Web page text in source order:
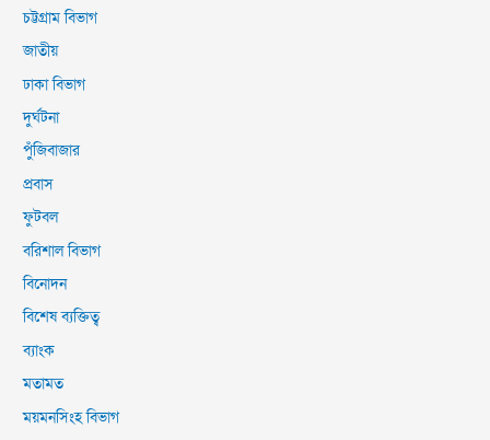
চট্টগ্রাম বিভাগ
জাতীয়
ঢাকা বিভাগ
দুর্ঘটনা
পুঁজিবাজার
প্রবাস
ফুটবল
বরিশাল বিভাগ
বিনোদন
বিশেষ ব্যক্তিত্ব
ব্যাংক
মতামত
ময়মনসিংহ বিভাগ